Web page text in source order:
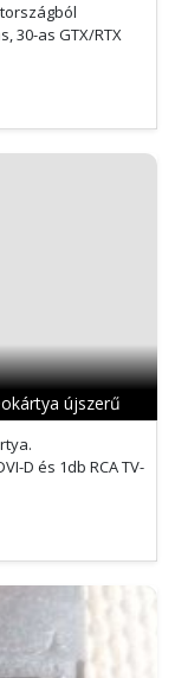
30-as GTX/RTX
újszerű
D és 1db RCA TV-